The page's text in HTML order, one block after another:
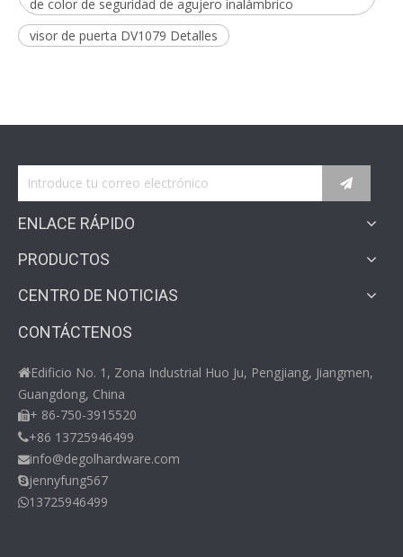
de color de seguridad de agujero inalámbrico
visor de puerta DV1079 Detalles
ENLACE RÁPIDO
PRODUCTOS
CENTRO DE NOTICIAS
CONTÁCTENOS
Edificio No. 1, Zona Industrial Huo Ju, Pengjiang, Jiangmen,
Guangdong, China
+ 86-750-3915520
+86 13725946499
info@degolhardware.com
jennyfung567
13725946499